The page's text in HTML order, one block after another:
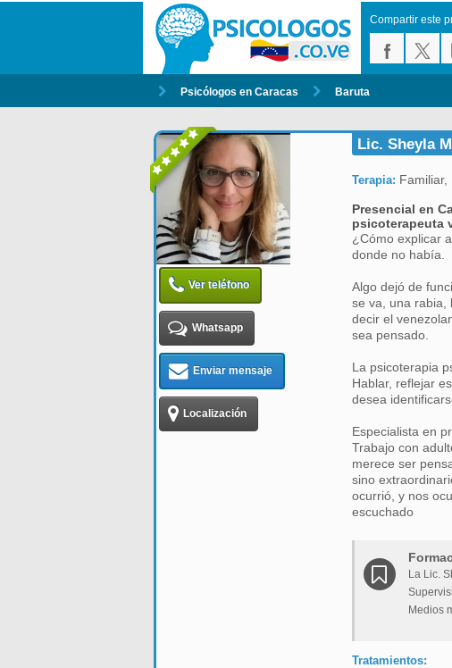
Compartir este
Psicólogos en Caracas Baruta
Ver teléfono
Whatsapp
Enviar mensaje
Localización
Lic. Sheyla
Terapia: Familiar,
Presencial en
psicoterapeuta
¿Cómo explicar
donde no había.
Algo dejó de
se va, una rabia,
decir el
sea pensado.
La psicoterapia
Hablar, reflejar
desea
Especialista en
Trabajo con
merece ser
sino
ocurrió, y nos
escuchado
La Lic.
Medios
Tratamientos: